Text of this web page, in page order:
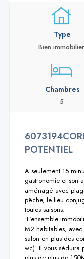
Type
Bien immobilier
Chambres
5
POTENTIEL
A seulement 15
gastronomie et son
aménagé avec
pêche, le lieu
toutes saisons.
M2 habitables,
salon en plus des
wc). Il vous séduira